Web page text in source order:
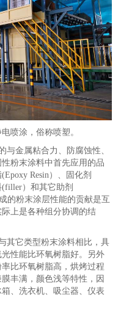
喷涂，俗称喷塑。
与金属粘合力、防腐蚀性、
粉末涂料中首先应用的品
Resin）、固化剂
(filler）和其它助剂
的粉末涂层性能的贡献是互
上是各种组分协调的结
其它类型粉末涂料相比，具
性能比环氧树脂好。另外
比环氧树脂高，烘烤过程
丰满，颜色浅等特性，因
、洗衣机、吸尘器、仪表